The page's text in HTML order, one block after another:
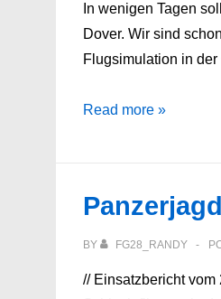
In wenigen Tagen
Dover. Wir sind
Flugsimulation in
Warten
Dover
Read more »
BY FG28_RANDY
// Einsatzbericht vom